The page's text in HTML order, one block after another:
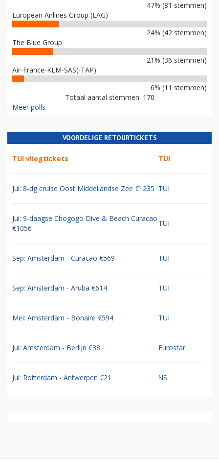
47% (81 stemmen)
European Airlines Group (EAG)
24% (42 stemmen)
The Blue Group
21% (36 stemmen)
Air-France-KLM-SAS(-TAP)
6% (11 stemmen)
Totaal aantal stemmen: 170
Meer polls
VOORDELIGE RETOURTICKETS
TUI vliegtickets TUI
Jul: 8-dg cruise Oost Middellandse Zee €1235 TUI
Jul: 9-daagse Chogogo Dive & Beach Curacao
€1056
TUI
Sep: Amsterdam - Curacao €569 TUI
Sep: Amsterdam - Aruba €614 TUI
Mei: Amsterdam - Bonaire €594 TUI
Jul: Amsterdam - Berlijn €38 Eurostar
Jul: Rotterdam - Antwerpen €21 NS